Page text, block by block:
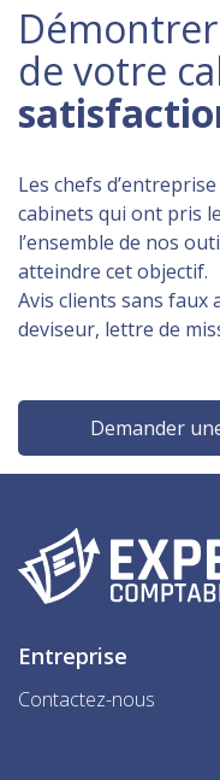
de votre
Les chefs
cabinets qui ont pris
l’ensemble de nos
atteindre cet objectif.
Avis clients sans faux
deviseur, lettre de
Demander
Entreprise
Contactez-nous